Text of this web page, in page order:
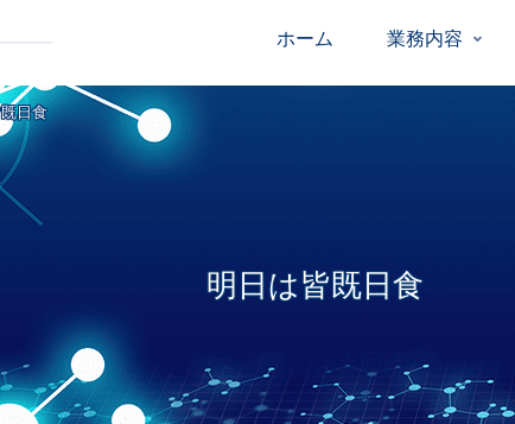
ホーム 業務内容
日食
明日は皆既日食